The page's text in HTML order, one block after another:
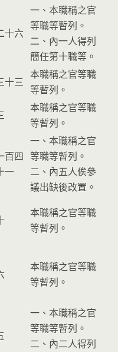
十六
一、本職稱之官
等職等暫列。
二、內一人得列
簡任第十職等。
十三
本職稱之官等職
等暫列。
本職稱之官等職
等暫列。
百四
一
一、本職稱之官
等職等暫列。
二、內五人俟參
議出缺後改置。
本職稱之官等職
等暫列。
本職稱之官等職
等暫列。
一、本職稱之官
等職等暫列。
二、內二人得列